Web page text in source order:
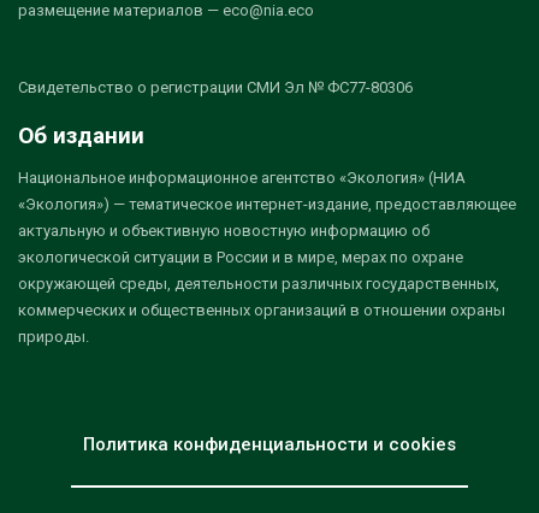
размещение материалов — eco@nia.eco
Свидетельство о регистрации СМИ Эл № ФС77-80306
Об издании
Национальное информационное агентство «Экология» (НИА
«Экология») — тематическое интернет-издание, предоставляющее
актуальную и объективную новостную информацию об
экологической ситуации в России и в мире, мерах по охране
окружающей среды, деятельности различных государственных,
коммерческих и общественных организаций в отношении охраны
природы.
Политика конфиденциальности и cookies